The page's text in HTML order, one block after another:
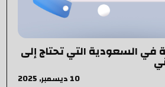
في السعودية التي تحتاج إلى
10 ديسمبر, 2025